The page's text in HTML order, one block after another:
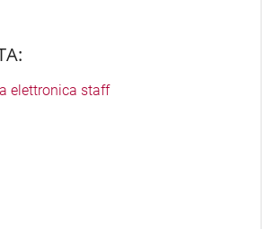
elettronica staff